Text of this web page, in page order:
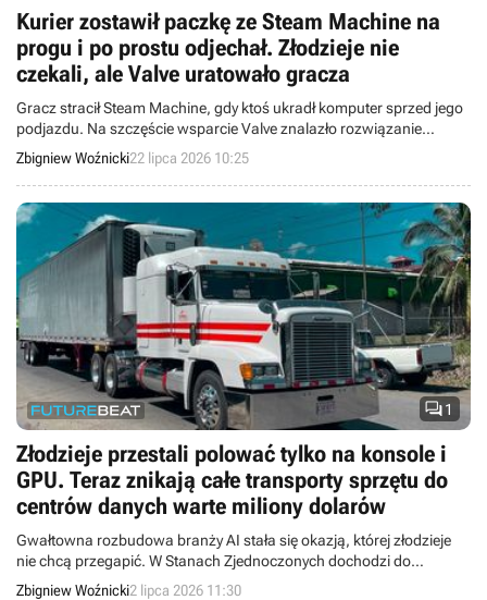
Kurier zostawił paczkę ze Steam Machine na
progu i po prostu odjechał. Złodzieje nie
czekali, ale Valve uratowało gracza
Gracz stracił Steam Machine, gdy ktoś ukradł komputer sprzed jego
podjazdu. Na szczęście wsparcie Valve znalazło rozwiązanie
problemu.
Zbigniew Woźnicki22 lipca 2026 10:25
1
Złodzieje przestali polować tylko na konsole i
GPU. Teraz znikają całe transporty sprzętu do
centrów danych warte miliony dolarów
Gwałtowna rozbudowa branży AI stała się okazją, której złodzieje
nie chcą przegapić. W Stanach Zjednoczonych dochodzi do
kradzieży ciężarówek przewożących towary warte miliony dolarów.
Zbigniew Woźnicki2 lipca 2026 11:30